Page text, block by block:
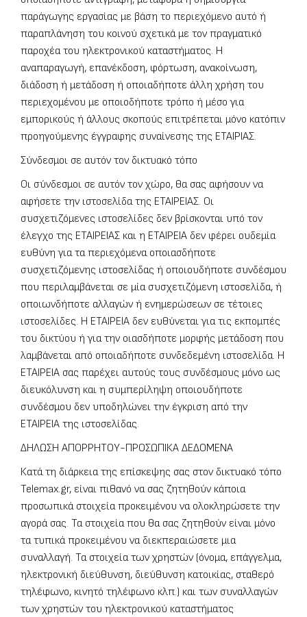
παράγωγης εργασίας με βάση το περιεχόμενο αυτό ή
παραπλάνηση του κοινού σχετικά με τον πραγματικό
παροχέα του ηλεκτρονικού καταστήματος. Η
αναπαραγωγή, επανέκδοση, φόρτωση, ανακοίνωση,
διάδοση ή μετάδοση ή οποιαδήποτε άλλη χρήση του
περιεχομένου με οποιοδήποτε τρόπο ή μέσο για
εμπορικούς ή άλλους σκοπούς επιτρέπεται μόνο κατόπιν
προηγούμενης έγγραφης συναίνεσης της ΕΤΑΙΡΙΑΣ.
Σύνδεσμοι σε αυτόν τον δικτυακό τόπο
Οι σύνδεσμοι σε αυτόν τον χώρο, θα σας αφήσουν να
αφήσετε την ιστοσελίδα της ΕΤΑΙΡΕΙΑΣ. Οι
συσχετιζόμενες ιστοσελίδες δεν βρίσκονται υπό τον
έλεγχο της ΕΤΑΙΡΕΙΑΣ και η ΕΤΑΙΡΕΙΑ δεν φέρει ουδεμία
ευθύνη για τα περιεχόμενα οποιασδήποτε
συσχετιζόμενης ιστοσελίδας ή οποιουδήποτε συνδέσμου
που περιλαμβάνεται σε μία συσχετιζόμενη ιστοσελίδα, ή
οποιωνδήποτε αλλαγών ή ενημερώσεων σε τέτοιες
ιστοσελίδες. Η EΤΑΙΡΕΙΑ δεν ευθύνεται για τις εκπομπές
του δικτύου ή για την οιασδήποτε μορφής μετάδοση που
λαμβάνεται από οποιαδήποτε συνδεδεμένη ιστοσελίδα. Η
ΕΤΑΙΡΕΙΑ σας παρέχει αυτούς τους συνδέσμους μόνο ως
διευκόλυνση και η συμπερίληψη οποιουδήποτε
συνδέσμου δεν υποδηλώνει την έγκριση από την
ΕΤΑΙΡΕΙΑ της ιστοσελίδας.
ΔΗΛΩΣΗ ΑΠΟΡΡΗΤΟΥ-ΠΡΟΣΩΠΙΚΑ ΔΕΔΟΜΕΝΑ
Κατά τη διάρκεια της επίσκεψης σας στον δικτυακό τόπο
Telemax.gr, είναι πιθανό να σας ζητηθούν κάποια
προσωπικά στοιχεία προκειμένου να ολοκληρώσετε την
αγορά σας. Τα στοιχεία που θα σας ζητηθούν είναι μόνο
τα τυπικά προκειμένου να διεκπεραιώσετε μια
συναλλαγή. Τα στοιχεία των χρηστών (όνομα, επάγγελμα,
ηλεκτρονική διεύθυνση, διεύθυνση κατοικίας, σταθερό
τηλέφωνο, κινητό τηλέφωνο κλπ.) και των συναλλαγών
των χρηστών του ηλεκτρονικού καταστήματος